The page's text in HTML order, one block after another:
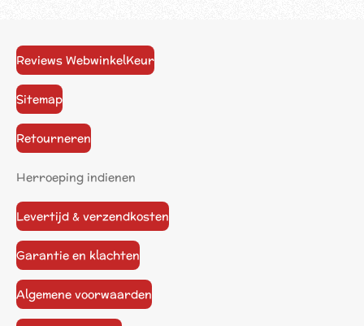
Reviews WebwinkelKeur
Sitemap
Retourneren
Herroeping indienen
Levertijd & verzendkosten
Garantie en klachten
Algemene voorwaarden